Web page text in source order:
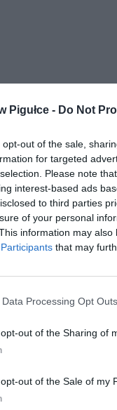
Pigułce - Do Not
opt-out of the sale,
for targeted
Please note
interest-based ads
to third parties
of your personal
information may
that may
Data Processing Opt Outs
out of the Sharing of
out of the Sale of my
domowe
PODATKI
2026 ceny prądu
Firmy energetyczne już